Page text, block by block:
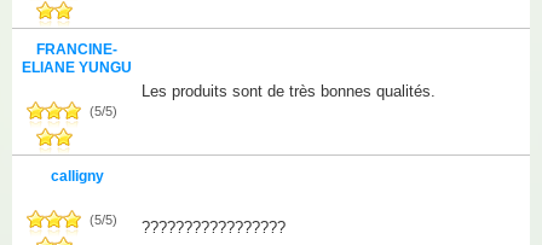
FRANCINE-
ELIANE YUNGU
(5/5)
Les produits sont de très bonnes qualités.
calligny
(5/5) ?????????????????